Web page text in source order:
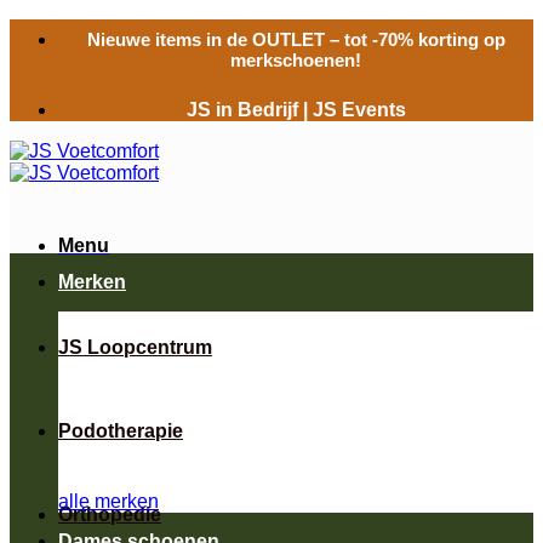
naar
Nieuwe items in de OUTLET– tot -70% korting op
merkschoenen!
JS in Bedrijf JS Events
Menu
JS Loopcentrum
Podotherapie
Orthopedie
Merken
alle merken